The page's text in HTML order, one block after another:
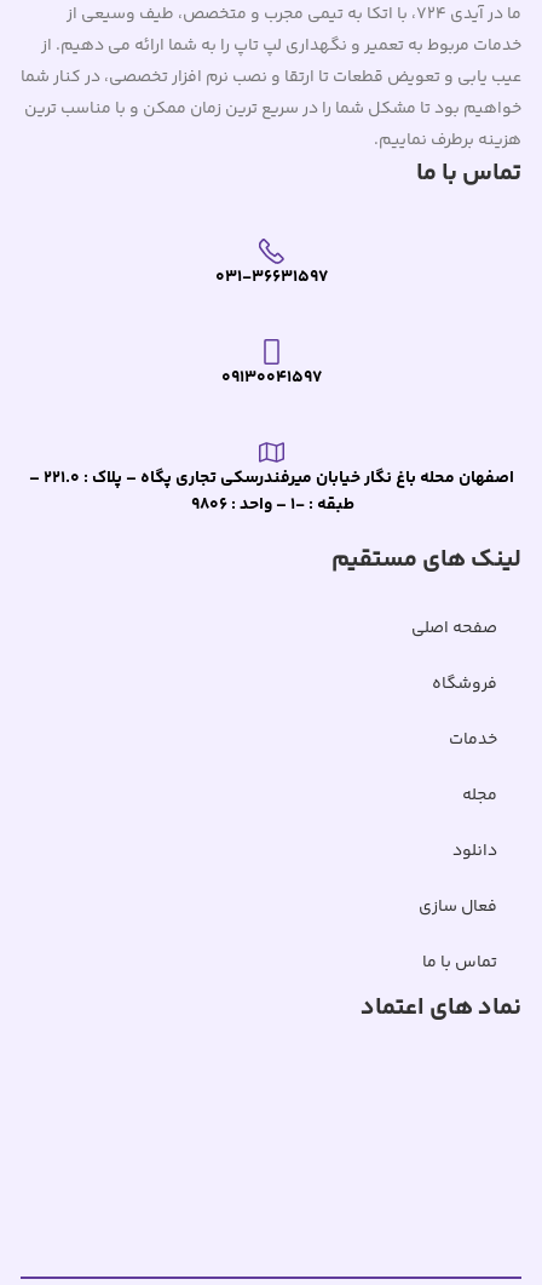
ما در آیدی 724، با اتکا به تیمی مجرب و متخصص، طیف وسیعی از
خدمات مربوط به تعمیر و نگهداری لپ تاپ را به شما ارائه می دهیم. از
عیب یابی و تعویض قطعات تا ارتقا و نصب نرم افزار تخصصی، در کنار شما
خواهیم بود تا مشکل شما را در سریع ترین زمان ممکن و با مناسب ترین
هزینه برطرف نماییم.
تماس با ما
031-36631597
09130041597
اصفهان محله باغ نگار خیابان میرفندرسکی تجاری پگاه – پلاک : 221.0 –
طبقه : -1 – واحد : 9806
لینک های مستقیم
صفحه اصلی
فروشگاه
خدمات
مجله
دانلود
فعال سازی
تماس با ما
نماد های اعتماد